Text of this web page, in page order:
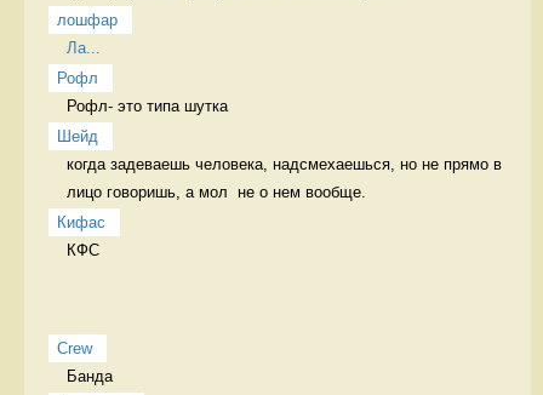
лошфар
Ла...
Рофл
Рофл- это типа шутка
Шейд
когда задеваешь человека, надсмехаешься, но не прямо в
лицо говоришь, а мол  не о нем вообще.
Кифас
КФС
Crew
Банда